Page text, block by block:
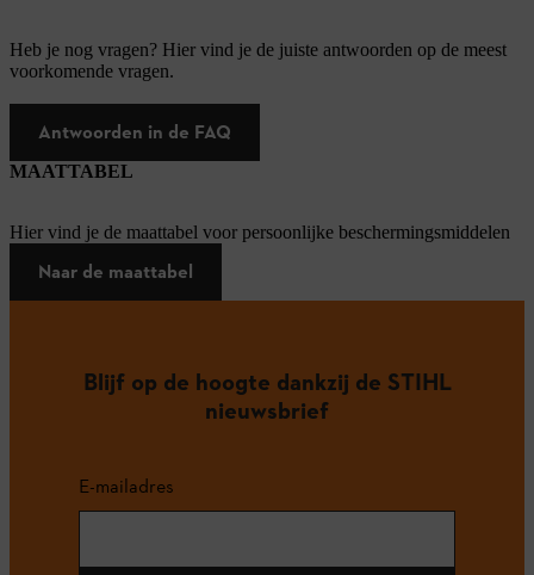
Heb je nog vragen? Hier vind je de juiste antwoorden op de meest
voorkomende vragen.
Antwoorden in de FAQ
MAATTABEL
Hier vind je de maattabel voor persoonlijke beschermingsmiddelen
Naar de maattabel
Blijf op de hoogte dankzij de STIHL
nieuwsbrief
E-mailadres